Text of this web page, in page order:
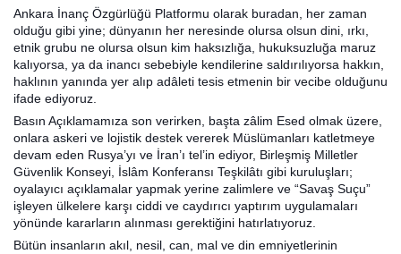
Ankara İnanç Özgürlüğü Platformu olarak buradan, her zaman
olduğu gibi yine; dünyanın her neresinde olursa olsun dini, ırkı,
etnik grubu ne olursa olsun kim haksızlığa, hukuksuzluğa maruz
kalıyorsa, ya da inancı sebebiyle kendilerine saldırılıyorsa hakkın,
haklının yanında yer alıp adâleti tesis etmenin bir vecibe olduğunu
ifade ediyoruz.
Basın Açıklamamıza son verirken, başta zâlim Esed olmak üzere,
onlara askeri ve lojistik destek vererek Müslümanları katletmeye
devam eden Rusya’yı ve İran’ı tel’in ediyor, Birleşmiş Milletler
Güvenlik Konseyi, İslâm Konferansı Teşkilâtı gibi kuruluşları;
oyalayıcı açıklamalar yapmak yerine zalimlere ve “Savaş Suçu”
işleyen ülkelere karşı ciddi ve caydırıcı yaptırım uygulamaları
yönünde kararların alınması gerektiğini hatırlatıyoruz.
Bütün insanların akıl, nesil, can, mal ve din emniyetlerinin